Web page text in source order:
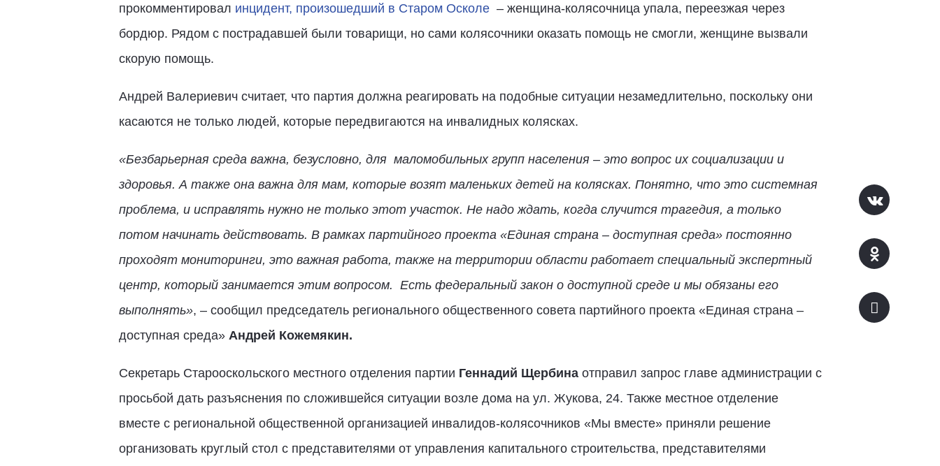
прокомментировал инцидент, произошедший в Старом Осколе– женщина-колясочница упала, переезжая через
бордюр. Рядом с пострадавшей были товарищи, но сами колясочники оказать помощь не смогли, женщине вызвали
скорую помощь.
Андрей Валериевич считает, что партия должна реагировать на подобные ситуации незамедлительно, поскольку они
касаются не только людей, которые передвигаются на инвалидных колясках.
«Безбарьерная среда важна, безусловно, для маломобильных групп населения – это вопрос их социализации и
здоровья. А также она важна для мам, которые возят маленьких детей на колясках. Понятно, что это системная
проблема, и исправлять нужно не только этот участок. Не надо ждать, когда случится трагедия, а только
потом начинать действовать. В рамках партийного проекта «Единая страна – доступная среда» постоянно
проходят мониторинги, это важная работа, также на территории области работает специальный экспертный
центр, который занимается этим вопросом. Есть федеральный закон о доступной среде и мы обязаны его
выполнять», – сообщил председатель регионального общественного совета партийного проекта «Единая страна –
доступная среда» Андрей Кожемякин.
Секретарь Старооскольского местного отделения партии Геннадий Щербинаотправил запрос главе администрации с
просьбой дать разъяснения по сложившейся ситуации возле дома на ул. Жукова, 24. Также местное отделение
вместе с региональной общественной организацией инвалидов-колясочников «Мы вместе» приняли решение
организовать круглый стол с представителями от управления капитального строительства, представителями